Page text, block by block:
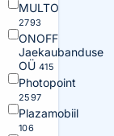
MULTO
2793
ONOFF
Jaekaubanduse
OÜ 415
Photopoint
2597
Plazamobiil
106